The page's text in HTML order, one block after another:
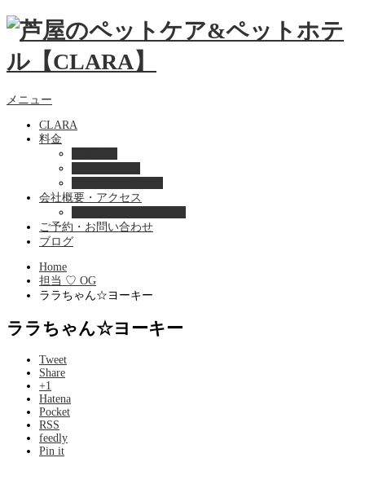
メニュー
CLARA
料金
会社概要・アクセス
ご予約・お問い合わせ
ブログ
Home
担当 ♡ OG
ララちゃん☆ヨーキー
ララちゃん☆ヨーキー
Tweet
Share
+1
Hatena
Pocket
RSS
feedly
Pin it